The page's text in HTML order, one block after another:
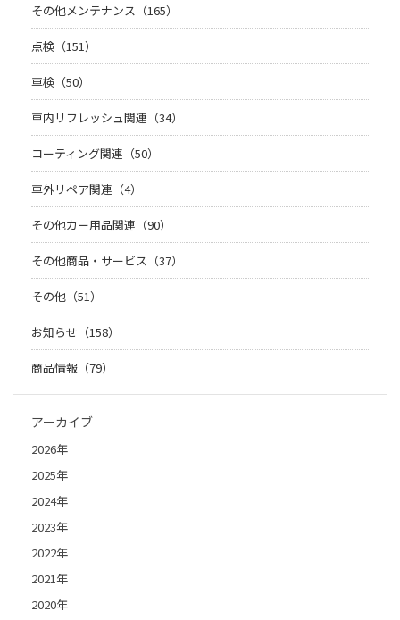
その他メンテナンス（165）
点検（151）
車検（50）
車内リフレッシュ関連（34）
コーティング関連（50）
車外リペア関連（4）
その他カー用品関連（90）
その他商品・サービス（37）
その他（51）
お知らせ（158）
商品情報（79）
アーカイブ
2026年
2025年
2024年
2023年
2022年
2021年
2020年